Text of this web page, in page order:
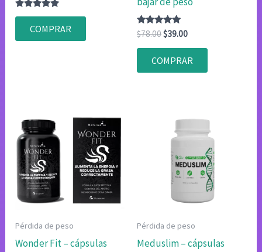
Valorado
4.80
de 5
COMPRAR
Valorado
con
4.75
$78.00El
original
era:
$39.00El
actual
es:
COMPRAR
Pérdida de peso
Wonder Fit – cápsulas
Pérdida de peso
Meduslim – cápsulas